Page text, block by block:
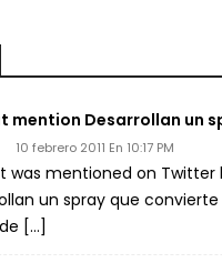
mention Desarrollan un
10 febrero 2011 En 10:17 PM
was mentioned on Twitter
un spray que
[…]